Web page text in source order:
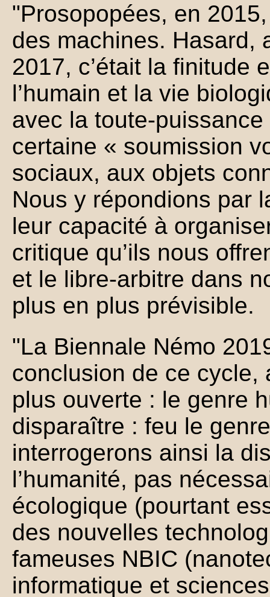
"Prosopopées, en
des machines. Hasard,
2017, c’était la finitude
l’humain et la vie
avec la toute-
certaine « soumission
sociaux, aux objets
Nous y répondions par
leur capacité à
critique qu’ils nous
et le libre-arbitre dans
plus en plus prévisible.
"La Biennale Némo
conclusion de ce cycle,
plus ouverte : le genre
disparaître : feu le
interrogerons ainsi la
l’humanité, pas
écologique (pourtant
des nouvelles
fameuses NBIC
informatique et